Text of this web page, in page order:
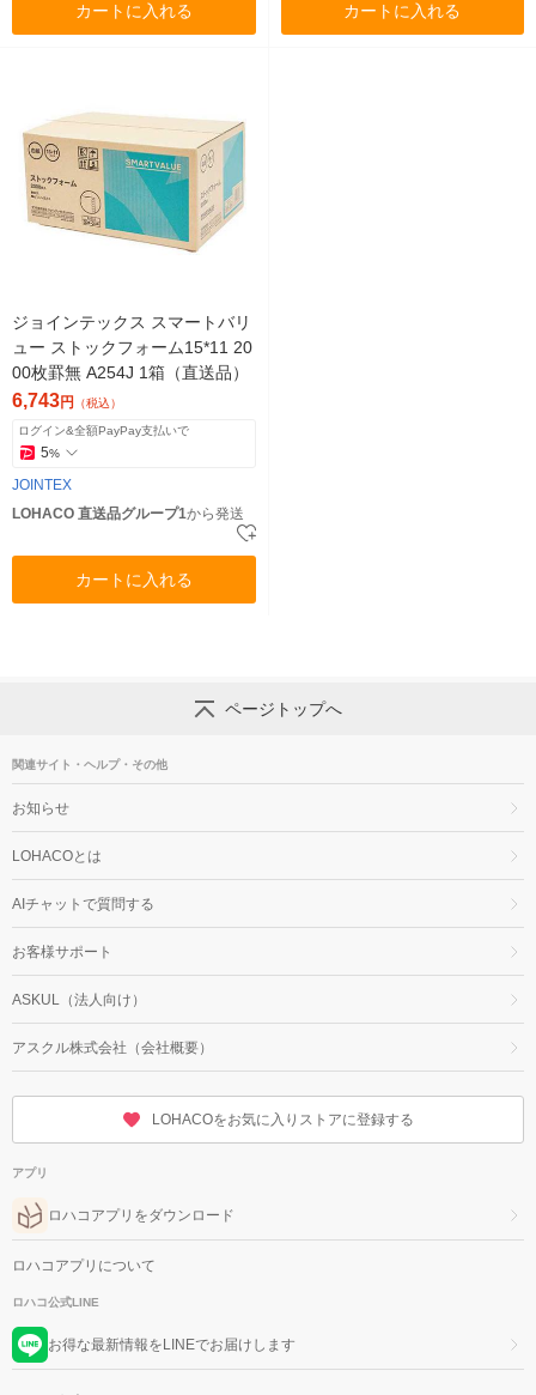
カートに入れる カートに入れる
ジョインテックス スマートバリ
ュー ストックフォーム15*11 20
00枚罫無 A254J 1箱（直送品）
6,743円 （税込）
ログイン&全額PayPay支払いで
5%
JOINTEX
LOHACO 直送品グループ1から発送
カートに入れる
ページトップへ
関連サイト・ヘルプ・その他
お知らせ
LOHACOとは
AIチャットで質問する
お客様サポート
ASKUL（法人向け）
アスクル株式会社（会社概要）
LOHACOをお気に入りストアに登録する
アプリ
ロハコアプリをダウンロード
ロハコアプリについて
ロハコ公式LINE
お得な最新情報をLINEでお届けします